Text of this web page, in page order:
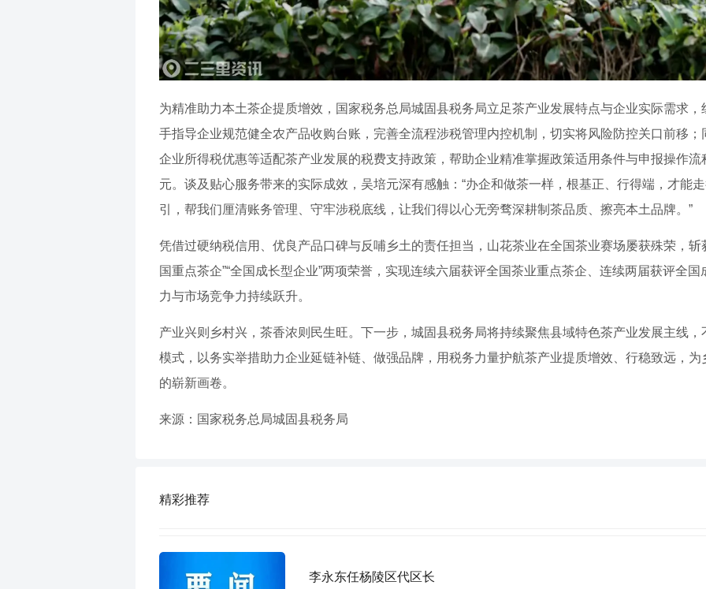
为精准助力本土茶企提质增效，国家税务总局城固县税务局立足茶产业发展特点与企业实际需求
手指导企业规范健全农产品收购台账，完善全流程涉税管理内控机制，切实将风险防控关口前移
企业所得税优惠等适配茶产业发展的税费支持政策，帮助企业精准掌握政策适用条件与申报操作
元。谈及贴心服务带来的实际成效，吴培元深有感触：“办企和做茶一样，根基正、行得端，才能
引，帮我们厘清账务管理、守牢涉税底线，让我们得以心无旁骛深耕制茶品质、擦亮本土品牌。”
凭借过硬纳税信用、优良产品口碑与反哺乡土的责任担当，山花茶业在全国茶业赛场屡获殊荣，斩
国重点茶企”“全国成长型企业”两项荣誉，实现连续六届获评全国茶业重点茶企、连续两届获评全
力与市场竞争力持续跃升。
产业兴则乡村兴，茶香浓则民生旺。下一步，城固县税务局将持续聚焦县域特色茶产业发展主线
模式，以务实举措助力企业延链补链、做强品牌，用税务力量护航茶产业提质增效、行稳致远，
的崭新画卷。
来源：国家税务总局城固县税务局
精彩推荐
李永东任杨陵区代区长